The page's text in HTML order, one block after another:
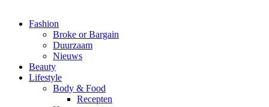
Fashion
Broke or Bargain
Duurzaam
Nieuws
Beauty
Lifestyle
Body & Food
Recepten